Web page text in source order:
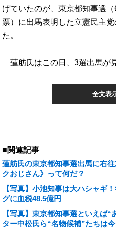
げていたのが、東京都知事選
票）に出馬表明した立憲民主
た。
蓮舫氏はこの日、3選出馬が
全文表
■関連記事
蓮舫氏の東京都知事選出馬に右
クおじさん》って何だ？
【写真】小池知事は大ハシャギ
グに血税48.5億円
【写真】東京都知事選といえば
ター中松氏ら“名物候補”たちは今